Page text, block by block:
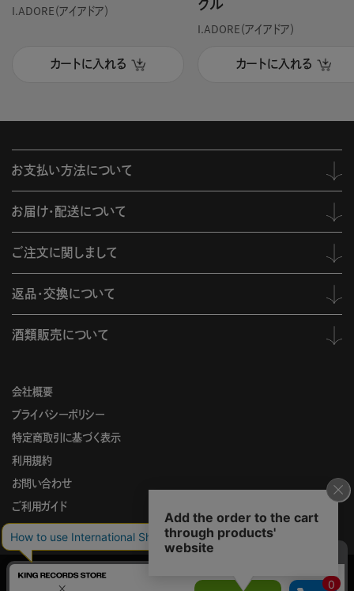
I.ADORE（アイアドア）
カートに入れる
クル
I.ADORE（アイアドア）
カートに入れる
会社概要
プライバシーポリシー
特定商取引に基づく表示
利用規約
お問い合わせ
ご利用ガイド
KING
お支払い方法について
お届け・配送について
ご注文に関しまして
返品・交換について
酒類販売について
このサイトでは、サイトの利便性向上を目的に、Cookieを使用していま